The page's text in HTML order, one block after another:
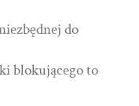
do
blokującego to